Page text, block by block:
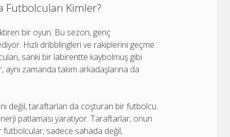
Futbolcuları Kimler?
bir oyun. Bu sezon, genç
Hızlı dribblingleri ve rakiplerini geçme
sanki bir labirentte kaybolmuş gibi
zamanda takım arkadaşlarına da
değil, taraftarları da coşturan bir futbolcu.
patlaması yaratıyor. Taraftarlar, onun
sadece sahada değil,